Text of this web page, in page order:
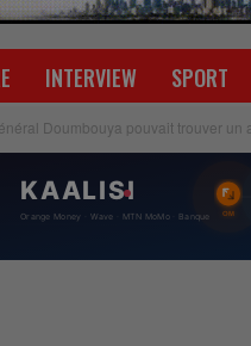
INTERVIEW SPORT
Doumbouya pouvait trouver un